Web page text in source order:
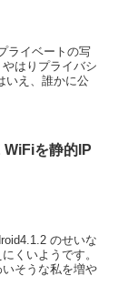
ライベートの写
はりプライバシ
いえ、誰かに公
を静的IP
のせいな
くいようです。
そうな私を増や